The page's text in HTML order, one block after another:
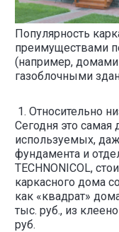
Популярность
преимуществами
(например, домами
газоблочными
1. Относительно
Сегодня это самая
используемых,
фундамента и
TECHNONICOL,
каркасного дома
как «квадрат»
тыс. руб., из
руб.